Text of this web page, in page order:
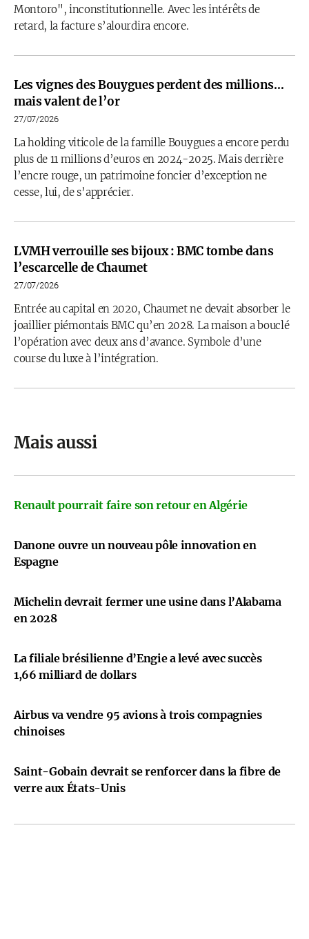
Montoro", inconstitutionnelle. Avec les intérêts de
retard, la facture s’alourdira encore.
Les vignes des Bouygues perdent des millions…
mais valent de l’or
27/07/2026
La holding viticole de la famille Bouygues a encore perdu
plus de 11 millions d’euros en 2024-2025. Mais derrière
l’encre rouge, un patrimoine foncier d’exception ne
cesse, lui, de s’apprécier.
LVMH verrouille ses bijoux : BMC tombe dans
l’escarcelle de Chaumet
27/07/2026
Entrée au capital en 2020, Chaumet ne devait absorber le
joaillier piémontais BMC qu’en 2028. La maison a bouclé
l’opération avec deux ans d’avance. Symbole d’une
course du luxe à l’intégration.
Mais aussi
Renault pourrait faire son retour en Algérie
Danone ouvre un nouveau pôle innovation en
Espagne
Michelin devrait fermer une usine dans l’Alabama
en 2028
La filiale brésilienne d’Engie a levé avec succès
1,66 milliard de dollars
Airbus va vendre 95 avions à trois compagnies
chinoises
Saint-Gobain devrait se renforcer dans la fibre de
verre aux États-Unis